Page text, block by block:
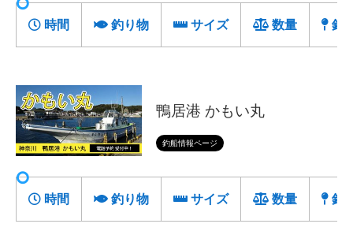
時間 釣り物 サイズ 数量 釣
鴨居港 かもい丸
釣船情報ページ
時間 釣り物 サイズ 数量 釣